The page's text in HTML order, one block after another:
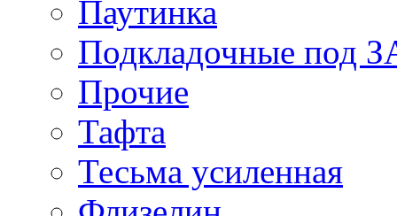
Паутинка
Подкладочные под
Прочие
Тафта
Тесьма усиленная